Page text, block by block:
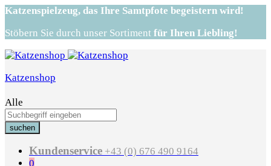
Katzenspielzeug, das Ihre Samtpfote begeistern wird!
Stöbern Sie durch unser Sortiment für Ihren Liebling!
Katzenshop
Alle
suchen
Kundenservice +43 (0) 676 490 9164
0